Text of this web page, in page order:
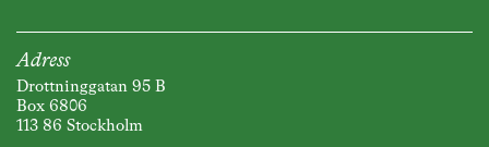
Adress
Drottninggatan 95 B
Box 6806
113 86 Stockholm